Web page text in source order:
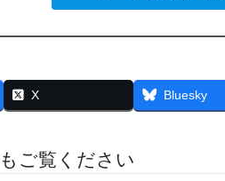
X Bluesky
ご覧ください